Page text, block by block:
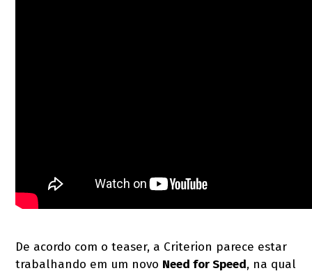
De acordo com o teaser, a Criterion parece estar
trabalhando em um novo Need for Speed, na qual